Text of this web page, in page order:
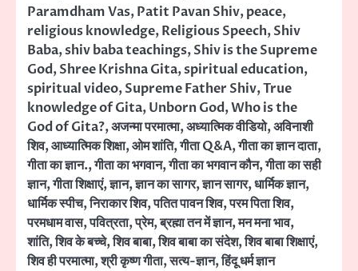
Paramdham Vas,Patit Pavan Shiv,peace,
religious knowledge,Religious Speech,Shiv
Baba,shiv baba teachings,Shiv is the Supreme
God,Shree Krishna Gita,spiritual education,
spiritual video,Supreme Father Shiv,True
knowledge of Gita,Unborn God,Who is the
God of Gita?,अजन्मा परमात्मा,अध्यात्मिक वीडियो,अविनाशी
शिव,आध्यात्मिक शिक्षा,ओम शांति,गीता Q&A,गीता का ज्ञान दाता,
गीता का ज्ञान.,गीता का भगवान,गीता का भगवान कौन,गीता का सही
ज्ञान,गीता शिक्षाएं,ज्ञान,ज्ञान का सागर,ज्ञान सागर,धार्मिक ज्ञान,
धार्मिक स्पीच,निराकार शिव,पतित पावन शिव,परम पिता शिव,
परमधाम वास,पवित्रता,प्रेम,ब्रह्मा तन में ज्ञान,मन मना भाव,
शांति,शिव के बच्चे,शिव बाबा,शिव बाबा का संदेश,शिव बाबा शिक्षाएं,
शिव ही परमात्मा,श्री कृष्ण गीता,सत्य-ज्ञान,हिंदू धर्म ज्ञान